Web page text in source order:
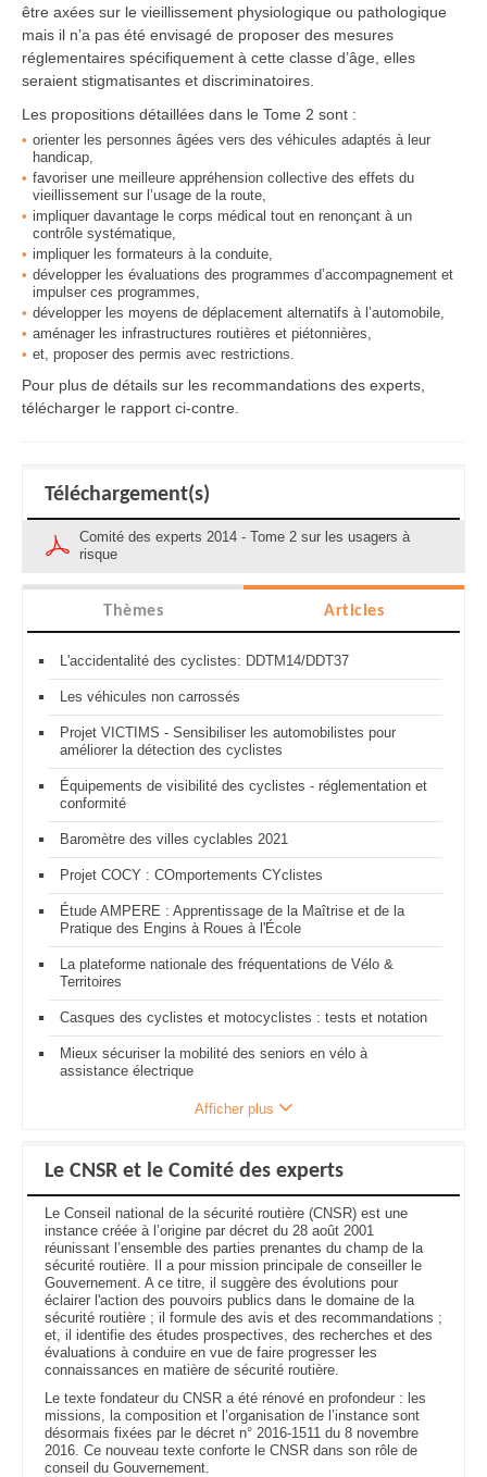
être axées sur le vieillissement physiologique ou pathologique
mais il n’a pas été envisagé de proposer des mesures
réglementaires spécifiquement à cette classe d’âge, elles
seraient stigmatisantes et discriminatoires.
Les propositions détaillées dans le Tome 2 sont :
orienter les personnes âgées vers des véhicules adaptés à leur
handicap,
favoriser une meilleure appréhension collective des effets du
vieillissement sur l’usage de la route,
impliquer davantage le corps médical tout en renonçant à un
contrôle systématique,
impliquer les formateurs à la conduite,
développer les évaluations des programmes d’accompagnement et
impulser ces programmes,
développer les moyens de déplacement alternatifs à l’automobile,
aménager les infrastructures routières et piétonnières,
et, proposer des permis avec restrictions.
Pour plus de détails sur les recommandations des experts,
télécharger le rapport ci-contre.
Téléchargement(s)
Comité des experts 2014 - Tome 2 sur les usagers à
risque
Thèmes Articles
L'accidentalité des cyclistes: DDTM14/DDT37
Les véhicules non carrossés
Projet VICTIMS - Sensibiliser les automobilistes pour
améliorer la détection des cyclistes
Équipements de visibilité des cyclistes - réglementation et
conformité
Baromètre des villes cyclables 2021
Projet COCY : COmportements CYclistes
Étude AMPERE : Apprentissage de la Maîtrise et de la
Pratique des Engins à Roues à l'École
La plateforme nationale des fréquentations de Vélo &
Territoires
Casques des cyclistes et motocyclistes : tests et notation
Mieux sécuriser la mobilité des seniors en vélo à
assistance électrique
Afficher plus
Le CNSR et le Comité des experts
Le Conseil national de la sécurité routière (CNSR) est une
instance créée à l’origine par décret du 28 août 2001
réunissant l’ensemble des parties prenantes du champ de la
sécurité routière. Il a pour mission principale de conseiller le
Gouvernement. A ce titre, il suggère des évolutions pour
éclairer l'action des pouvoirs publics dans le domaine de la
sécurité routière ; il formule des avis et des recommandations ;
et, il identifie des études prospectives, des recherches et des
évaluations à conduire en vue de faire progresser les
connaissances en matière de sécurité routière.
Le texte fondateur du CNSR a été rénové en profondeur : les
missions, la composition et l’organisation de l’instance sont
désormais fixées par le décret n° 2016-1511 du 8 novembre
2016. Ce nouveau texte conforte le CNSR dans son rôle de
conseil du Gouvernement.